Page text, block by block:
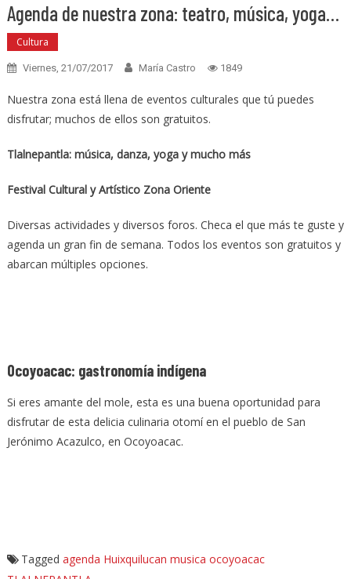
Agenda de nuestra zona: teatro, música, yoga…
Cultura
Viernes, 21/07/2017 María Castro 1849
Nuestra zona está llena de eventos culturales que tú puedes
disfrutar; muchos de ellos son gratuitos.
Tlalnepantla: música, danza, yoga y mucho más
Festival Cultural y Artístico Zona Oriente
Diversas actividades y diversos foros. Checa el que más te guste y
agenda un gran fin de semana. Todos los eventos son gratuitos y
abarcan múltiples opciones.
Ocoyoacac: gastronomía indígena
Si eres amante del mole, esta es una buena oportunidad para
disfrutar de esta delicia culinaria otomí en el pueblo de San
Jerónimo Acazulco, en Ocoyoacac.
Tagged agenda Huixquilucan musica ocoyoacac